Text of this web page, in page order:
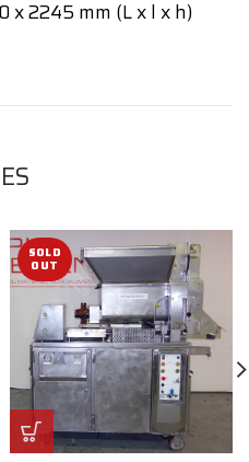
x 2245 mm (L x l x h)
SOLD
OUT